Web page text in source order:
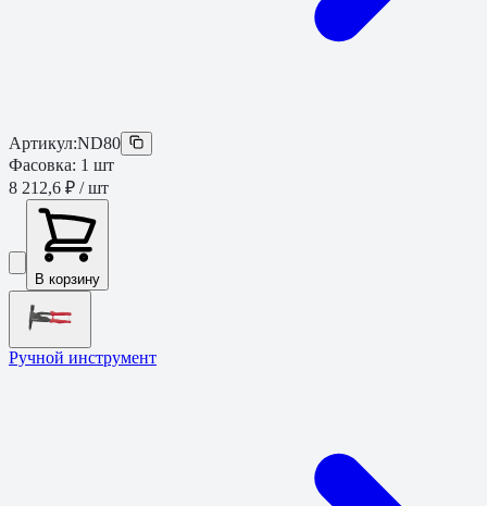
Артикул:ND80
Фасовка: 1 шт
8 212,6 ₽ / шт
В корзину
Ручной инструмент